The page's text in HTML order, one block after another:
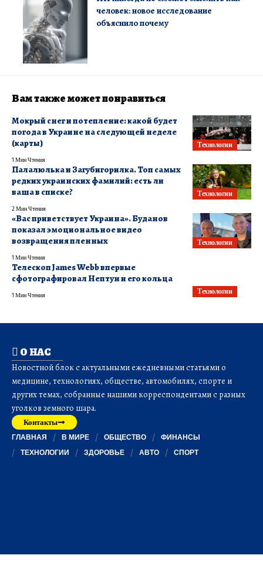
человек: новое исследование
объяснило почему
Вам также может понравиться
Технологии
Мокрый снег и потепление: какой будет
погода в Украине на следующей неделе
(карты)
1 Мин Чтения
Технологии
Палалюлька и Загубигорилка. Топ самых
редких украинских фамилий: есть ли
ваша в списке?
2 Мин Чтения
Технологии
«Вас приветствует Украина». Буданов
показал эмоциональное видео
возвращения пленных
1 Мин Чтения
Технологии
Телескоп James Webb впервые
сфотографировал Нептун и его кольца
1 Мин Чтения
О НАС
Новостной блок с актуальными ежедневными статьями о
медицине, технологиях, обществе, автомобилях, спорте и
других темах, собранные нашими корреспондентами с разных
уголков земного шара.
Контакты
ГЛАВНАЯ В МИРЕ ОБЩЕСТВО
ФИНАНСЫ
ТЕХНОЛОГИИ
ЗДОРОВЬЕ АВТО СПОРТ